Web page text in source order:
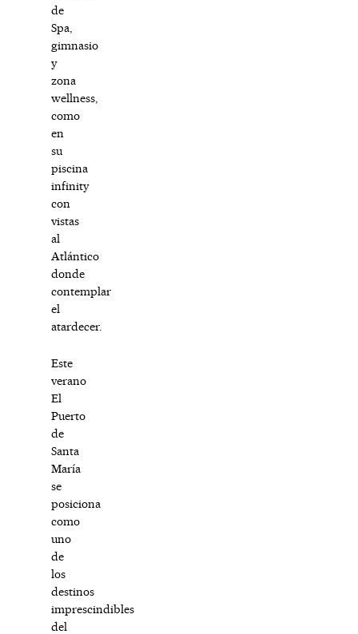
de
Spa,
gimnasio
y
zona
wellness,
como
en
su
piscina
infinity
con
vistas
al
Atlántico
donde
contemplar
el
atardecer.
Este
verano
El
Puerto
de
Santa
María
se
posiciona
como
uno
de
los
destinos
imprescindibles
del